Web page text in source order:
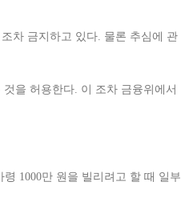
차 금지하고 있다. 물론 추심에 관
것을 허용한다. 이 조차 금융위에서
1000만 원을 빌리려고 할 때 일부